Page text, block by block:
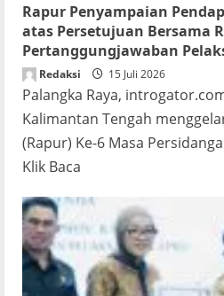
Rapur Penyampaian
atas Persetujuan Bersama
Pertanggungjawaban
Redaksi 15 Juli 2026
Palangka Raya,
Kalimantan Tengah
(Rapur) Ke-6 Masa
Klik Baca
about
Rapur
Penyampaian
Pendapat